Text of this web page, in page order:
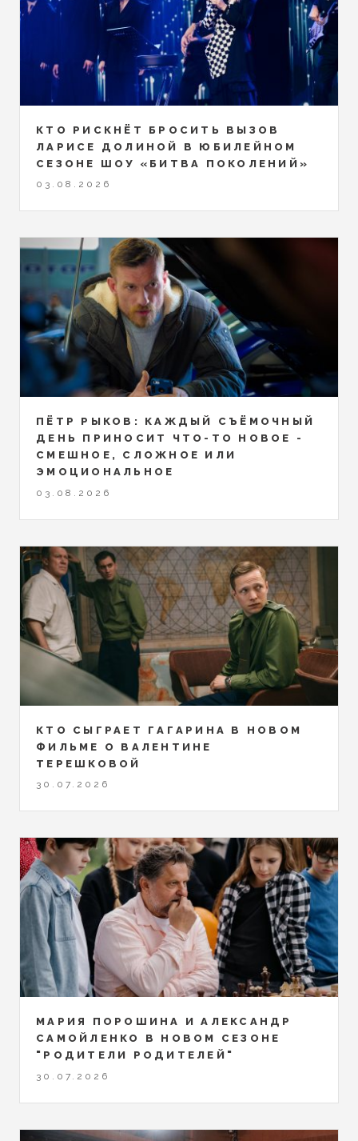
КТО РИСКНЁТ БРОСИТЬ ВЫЗОВ
ЛАРИСЕ ДОЛИНОЙ В ЮБИЛЕЙНОМ
СЕЗОНЕ ШОУ «БИТВА ПОКОЛЕНИЙ»
03.08.2026
ПЁТР РЫКОВ: КАЖДЫЙ СЪЁМОЧНЫЙ
ДЕНЬ ПРИНОСИТ ЧТО-ТО НОВОЕ -
СМЕШНОЕ, СЛОЖНОЕ ИЛИ
ЭМОЦИОНАЛЬНОЕ
03.08.2026
КТО СЫГРАЕТ ГАГАРИНА В НОВОМ
ФИЛЬМЕ О ВАЛЕНТИНЕ
ТЕРЕШКОВОЙ
30.07.2026
МАРИЯ ПОРОШИНА И АЛЕКСАНДР
САМОЙЛЕНКО В НОВОМ СЕЗОНЕ
"РОДИТЕЛИ РОДИТЕЛЕЙ"
30.07.2026